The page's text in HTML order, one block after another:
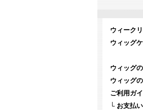
ウィーク
ウィッグ
ウィッグ
ウィッグ
ご利用ガ
└ お支払